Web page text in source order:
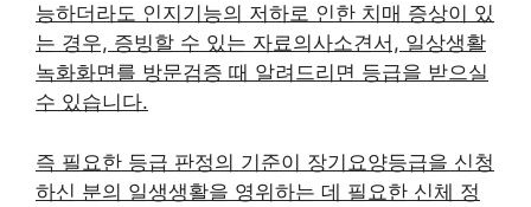
능하더라도 인지기능의 저하로 인한 치매 증상이 있
는 경우, 증빙할 수 있는 자료의사소견서, 일상생활
녹화화면를 방문검증 때 알려드리면 등급을 받으실
수 있습니다.
즉 필요한 등급 판정의 기준이 장기요양등급을 신청
하신 분의 일생생활을 영위하는 데 필요한 신체 정